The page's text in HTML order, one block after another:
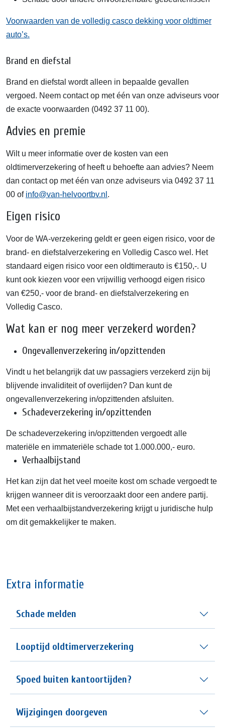
Voorwaarden van de volledig casco dekking voor oldtimer
auto’s.
Brand en diefstal
Brand en diefstal wordt alleen in bepaalde gevallen
vergoed. Neem contact op met één van onze adviseurs voor
de exacte voorwaarden (0492 37 11 00).
Advies en premie
Wilt u meer informatie over de kosten van een
oldtimerverzekering of heeft u behoefte aan advies? Neem
dan contact op met één van onze adviseurs via 0492 37 11
00 of info@van-helvoortbv.nl .
Eigen risico
Voor de WA-verzekering geldt er geen eigen risico, voor de
brand- en diefstalverzekering en Volledig Casco wel. Het
standaard eigen risico voor een oldtimerauto is €150,-. U
kunt ook kiezen voor een vrijwillig verhoogd eigen risico
van €250,- voor de brand- en diefstalverzekering en
Volledig Casco.
Wat kan er nog meer verzekerd worden?
Ongevallenverzekering in/opzittenden
Vindt u het belangrijk dat uw passagiers verzekerd zijn bij
blijvende invaliditeit of overlijden? Dan kunt de
ongevallenverzekering in/opzittenden afsluiten.
Schadeverzekering in/opzittenden
De schadeverzekering in/opzittenden vergoedt alle
materiële en immateriële schade tot 1.000.000,- euro.
Verhaalbijstand
Het kan zijn dat het veel moeite kost om schade vergoedt te
krijgen wanneer dit is veroorzaakt door een andere partij.
Met een verhaalbijstandverzekering krijgt u juridische hulp
om dit gemakkelijker te maken.
Extra informatie
Schade melden
Looptijd oldtimerverzekering
Spoed buiten kantoortijden?
Wijzigingen doorgeven